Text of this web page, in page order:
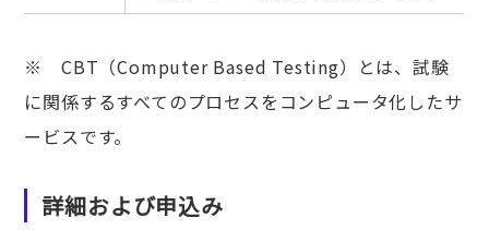
※ CBT（Computer Based Testing）とは、試験
に関係するすべてのプロセスをコンピュータ化したサ
ービスです。
詳細および申込み